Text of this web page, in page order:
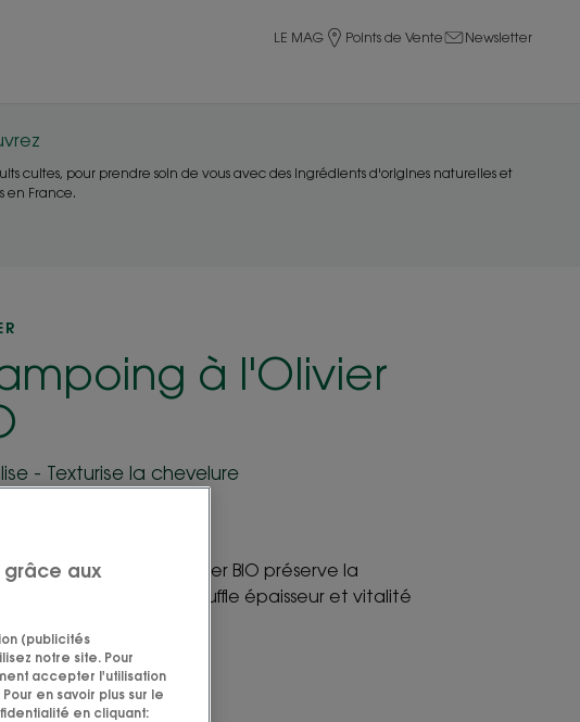
LE MAG Points de Vente Newsletter
cultes, pour prendre soin de vous avec des ingrédients d'origines naturelles et
en France.
à l'Olivier
- Texturise la chevelure
à l’extrait d’Olivier BIO préserve la
du cuir chevelu et insuffle épaisseur et vitalité
grâce aux
(publicités
notre site. Pour
accepter l'utilisation
en savoir plus sur le
en cliquant: